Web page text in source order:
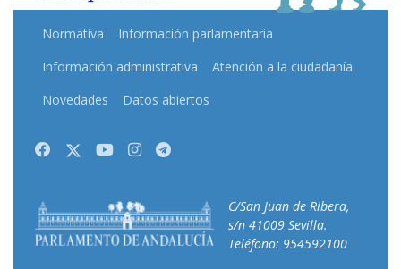
Normativa
Información parlamentaria
Información administrativa
Atención a la ciudadanía
Novedades
Datos abiertos
FacebookTwitterYoutubeInstagram
Telegram
C/San Juan de Ribera,
s/n 41009 Sevilla.
Teléfono: 954592100